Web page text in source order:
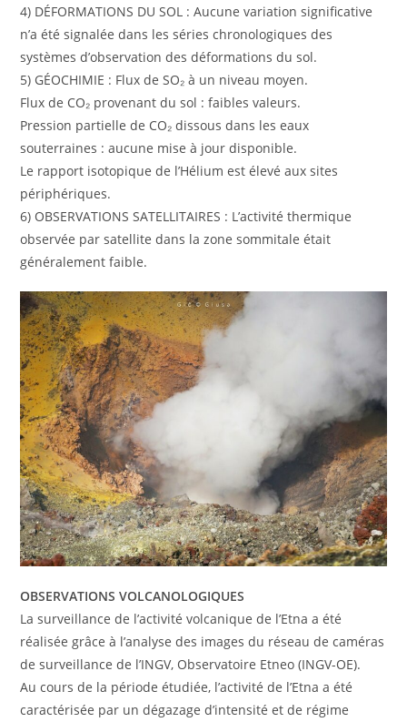
4) DÉFORMATIONS DU SOL : Aucune variation significative
n’a été signalée dans les séries chronologiques des
systèmes d’observation des déformations du sol.
5) GÉOCHIMIE : Flux de SO₂ à un niveau moyen.
Flux de CO₂ provenant du sol : faibles valeurs.
Pression partielle de CO₂ dissous dans les eaux
souterraines : aucune mise à jour disponible.
Le rapport isotopique de l’Hélium est élevé aux sites
périphériques.
6) OBSERVATIONS SATELLITAIRES : L’activité thermique
observée par satellite dans la zone sommitale était
généralement faible.
OBSERVATIONS VOLCANOLOGIQUES
La surveillance de l’activité volcanique de l’Etna a été
réalisée grâce à l’analyse des images du réseau de caméras
de surveillance de l’INGV, Observatoire Etneo (INGV-OE).
Au cours de la période étudiée, l’activité de l’Etna a été
caractérisée par un dégazage d’intensité et de régime